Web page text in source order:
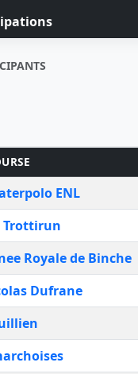
ENL
Trottirun
Royale de Binche
Dufrane